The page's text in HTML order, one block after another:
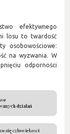
efektywnego
losu to twardość
osobowościowe:
na wyzwania. W
odporności